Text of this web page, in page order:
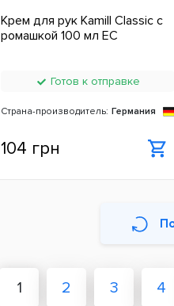
Крем для рук Kamill Classic с
ромашкой 100 мл ЕС
Готов к отправке
Страна-производитель: Германия
104 грн
1 2 3 4